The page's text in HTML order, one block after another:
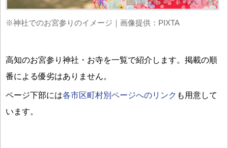
※神社でのお宮参りのイメージ｜画像提供：PIXTA
高知のお宮参り神社・お寺を一覧で紹介します。掲載の順
番による優劣はありません。
ページ下部には各市区町村別ページへのリンク も用意して
います。